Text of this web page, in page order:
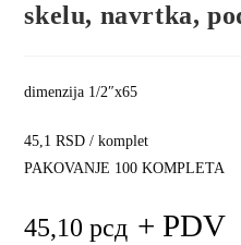
skelu, navrtka,
dimenzija 1/2″x65
45,1 RSD / komplet
PAKOVANJE 100 KOMPLETA
45,10рсд + PDV